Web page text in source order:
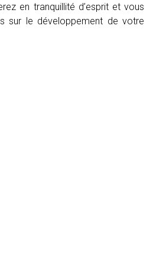
en tranquillité d’esprit et vous
sur le développement de votre